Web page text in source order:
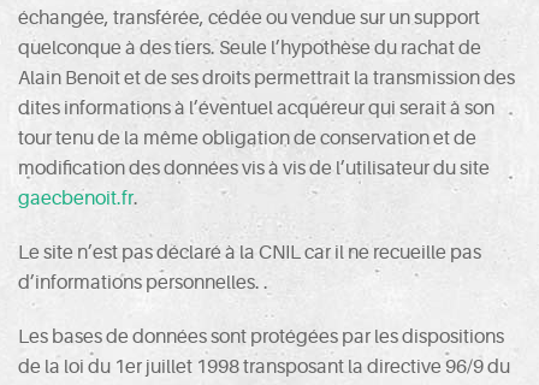
échangée, transférée, cédée ou vendue sur un support
quelconque à des tiers. Seule l’hypothèse du rachat de
Alain Benoit et de ses droits permettrait la transmission des
dites informations à l’éventuel acquéreur qui serait à son
tour tenu de la même obligation de conservation et de
modification des données vis à vis de l’utilisateur du site
gaecbenoit.fr.
Le site n’est pas déclaré à la CNIL car il ne recueille pas
d’informations personnelles. .
Les bases de données sont protégées par les dispositions
de la loi du 1er juillet 1998 transposant la directive 96/9 du